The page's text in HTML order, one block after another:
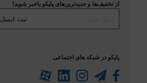
از تخفیف‌ها و جدیدترین‌های پاپکو باخبر شوید!
ثبت ایمیل
پاپکو در شبکه های اجتماعی